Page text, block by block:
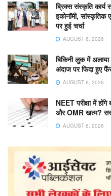
ब्रिक्स संस्कृति
इकोनॉमी, सांस्कृतिक
पर हुई चर्चा
AUGUST 6, 2026
बिकिनी लुक में
अंदाज पर फिदा हुए
AUGUST 6, 2026
NEET परीक्षा में
और OMR खत्म?
AUGUST 6, 2026